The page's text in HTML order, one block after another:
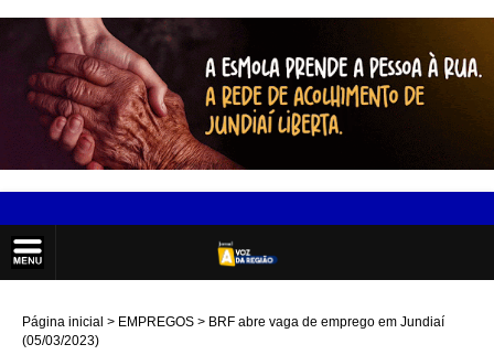
Página inicial EMPREGOS
BRF abre vaga de emprego em Jundiaí
(05/03/2023)